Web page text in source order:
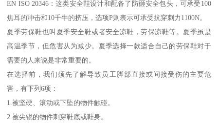
EN ISO 20346：这类安全鞋设计和配备了防砸安全包头，可承受100
焦耳的冲击和10千牛的挤压，选项P则表示可承受抗穿刺力1100N。
夏季劳保鞋也叫夏季安全鞋或者安全凉鞋，劳保凉鞋等。夏季虽是
高温季节，但危害从为减少。夏季选择一款适合自己的劳保鞋对于
需要的人来说是非常重要的。
在选择前，我们须先了解导致员工脚部直接或间接受伤的主要危
害，有下列6项：
1.被坚硬、滚动或下坠的物件触碰。
2.被尖锐的物件刺穿鞋底或鞋身。